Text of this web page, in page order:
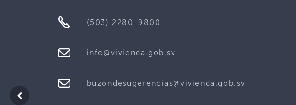
(503) 2280-9800
info@vivienda.gob.sv
buzondesugerencias@vivienda.gob.sv